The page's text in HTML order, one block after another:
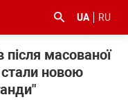
UA RU
після масованої
новою